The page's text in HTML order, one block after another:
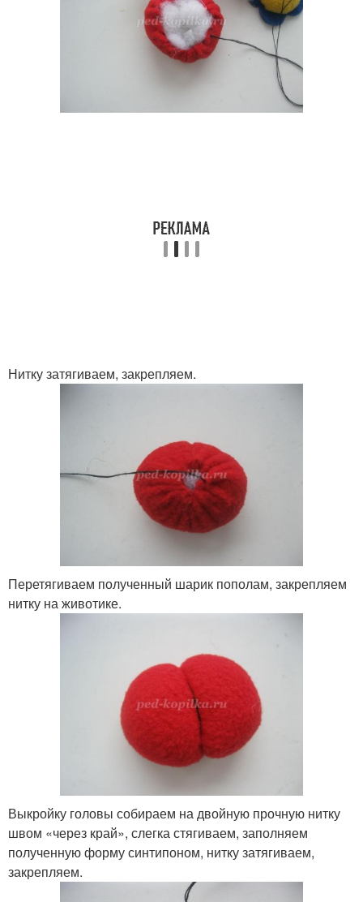
Нитку затягиваем, закрепляем.
Перетягиваем полученный шарик пополам, закрепляем
нитку на животике.
Выкройку головы собираем на двойную прочную нитку
швом «через край», слегка стягиваем, заполняем
полученную форму синтипоном, нитку затягиваем,
закрепляем.